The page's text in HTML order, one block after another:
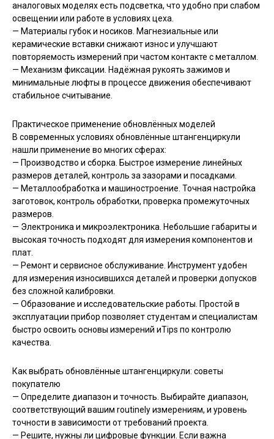
аналоговых моделях есть подсветка, что удобно при слабом
освещении или работе в условиях цеха.
— Материалы губок и носиков. Магнезиальные или
керамические вставки снижают износ и улучшают
повторяемость измерений при частом контакте с металлом.
— Механизм фиксации. Надёжная рукоять зажимов и
минимальные люфты в процессе движения обеспечивают
стабильное считывание.
Практическое применение обновлённых моделей
В современных условиях обновлённые штангенциркули
нашли применение во многих сферах:
— Производство и сборка. Быстрое измерение линейных
размеров деталей, контроль за зазорами и посадками.
— Металлообработка и машиностроение. Точная настройка
заготовок, контроль обработки, проверка промежуточных
размеров.
— Электроника и микроэлектроника. Небольшие габариты и
высокая точность подходят для измерения компонентов и
плат.
— Ремонт и сервисное обслуживание. Инструмент удобен
для измерения износившихся деталей и проверки допусков
без сложной калибровки.
— Образование и исследовательские работы. Простой в
эксплуатации прибор позволяет студентам и специалистам
быстро освоить основы измерений иTips по контролю
качества.
Как выбрать обновлённые штангенциркули: советы
покупателю
— Определите диапазон и точность. Выбирайте диапазон,
соответствующий вашим routinely измерениям, и уровень
точности в зависимости от требований проекта.
— Решите, нужны ли цифровые функции. Если важна